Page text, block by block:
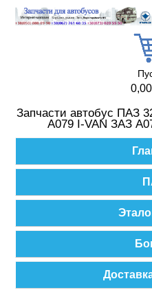
Запчасти автобус ПАЗ
А079 I-VAN ЗАЗ